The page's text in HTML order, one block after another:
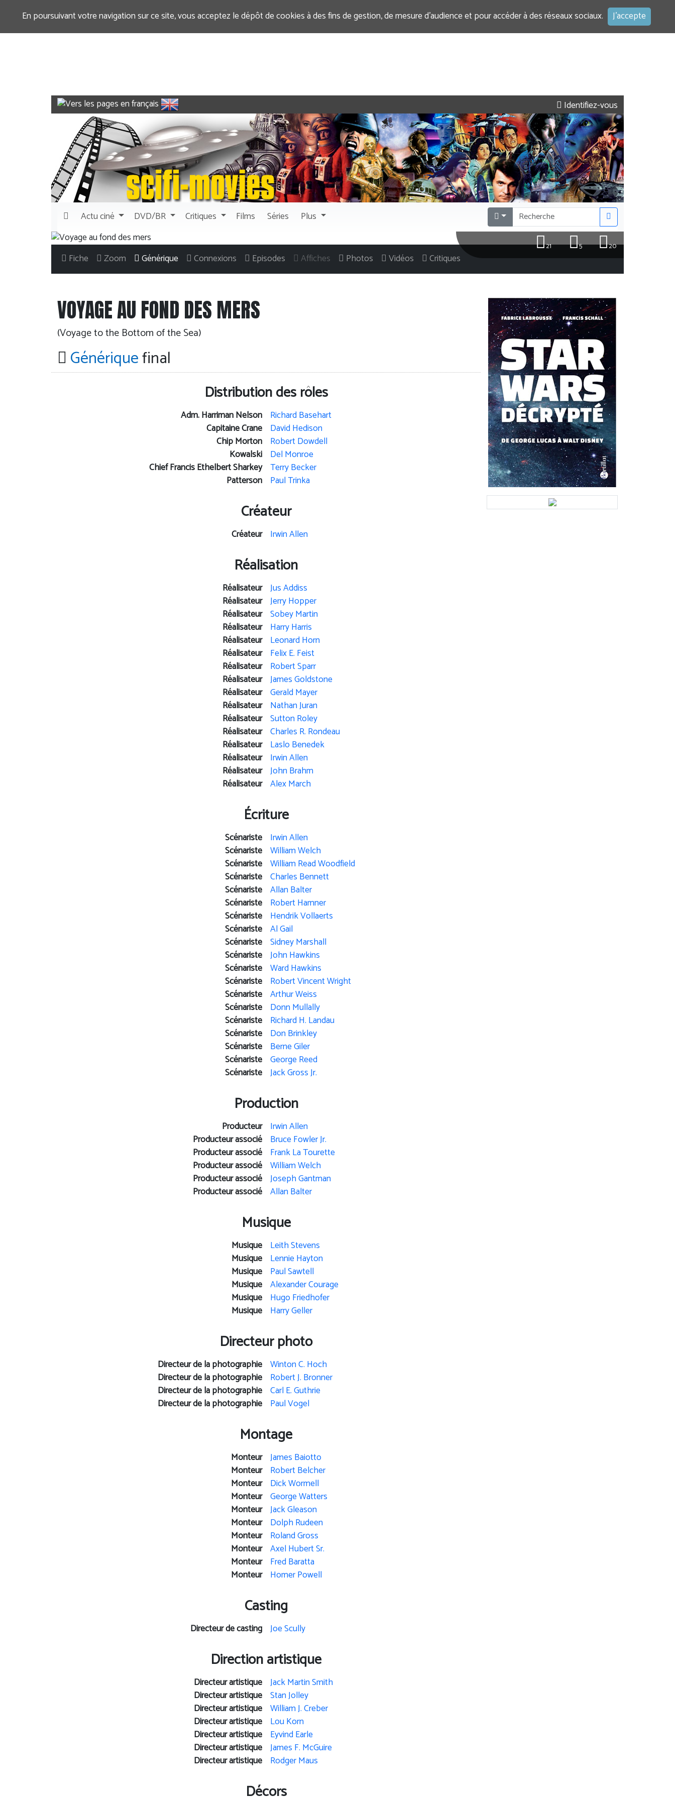
En poursuivant votre navigation sur ce site, vous acceptez le dépôt de cookies à des fins de gestion, de mesure d’audience et pour accéder à des réseaux sociaux. J'accepte
Identifiez-vous
Actuciné DVD/BR Critiques Films Séries Plus
20
5
21
Fiche Zoom Générique Connexions Episodes Affiches Photos Vidéos Critiques
VOYAGE AU FOND DES MERS
(Voyage to the Bottom of the Sea)
Génériquefinal
Distribution des rôles
Adm. Harriman Nelson
Richard Basehart
Capitaine Crane
David Hedison
Chip Morton
Robert Dowdell
Kowalski
Del Monroe
Chief Francis Ethelbert Sharkey Terry Becker
Patterson
Paul Trinka
Créateur
Créateur Irwin Allen
Réalisation
Réalisateur Jus Addiss
Réalisateur Jerry Hopper
Réalisateur Sobey Martin
Réalisateur
Harry Harris
Réalisateur
Leonard Horn
Réalisateur
Felix E. Feist
Réalisateur
Robert Sparr
Réalisateur James Goldstone
Réalisateur Gerald Mayer
Réalisateur
Nathan Juran
Réalisateur Sutton Roley
Réalisateur Charles R. Rondeau
Réalisateur
Laslo Benedek
Réalisateur
Irwin Allen
Réalisateur John Brahm
Réalisateur Alex March
Écriture
Scénariste
Irwin Allen
Scénariste William Welch
Scénariste William Read Woodfield
Scénariste Charles Bennett
Scénariste Allan Balter
Scénariste
Robert Hamner
Scénariste
Hendrik Vollaerts
Scénariste Al Gail
Scénariste Sidney Marshall
Scénariste John Hawkins
Scénariste Ward Hawkins
Scénariste
Robert Vincent Wright
Scénariste Arthur Weiss
Scénariste
Donn Mullally
Scénariste
Richard H. Landau
Scénariste
Don Brinkley
Scénariste
Berne Giler
Scénariste George Reed
Scénariste Jack Gross Jr.
Production
Producteur
Irwin Allen
Producteur associé
Bruce Fowler Jr.
Producteur associé
Frank La Tourette
Producteur associé William Welch
Producteur associé Joseph Gantman
Producteur associé Allan Balter
Musique
Musique
Leith Stevens
Musique
Lennie Hayton
Musique
Paul Sawtell
Musique Alexander Courage
Musique
Hugo Friedhofer
Musique
Harry Geller
Directeur photo
Directeur de la photographie Winton C. Hoch
Directeur de la photographie
Robert J. Bronner
Directeur de la photographie Carl E. Guthrie
Directeur de la photographie
Paul Vogel
Montage
Monteur James Baiotto
Monteur
Robert Belcher
Monteur
Dick Wormell
Monteur George Watters
Monteur Jack Gleason
Monteur
Dolph Rudeen
Monteur
Roland Gross
Monteur Axel Hubert Sr.
Monteur
Fred Baratta
Monteur
Homer Powell
Casting
Directeur de casting Joe Scully
Direction artistique
Directeur artistique Jack Martin Smith
Directeur artistique Stan Jolley
Directeur artistique William J. Creber
Directeur artistique
Lou Korn
Directeur artistique
Eyvind Earle
Directeur artistique James F. McGuire
Directeur artistique
Rodger Maus
Décors